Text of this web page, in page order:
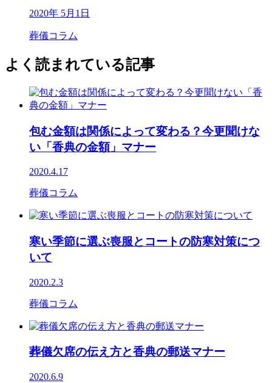
2020年 5月1日
葬儀コラム
よく読まれている記事
包む金額は関係によって変わる？今更聞けな
い「香典の金額」マナー
2020.4.17
葬儀コラム
寒い季節に選ぶ喪服とコートの防寒対策につ
いて
2020.2.3
葬儀コラム
葬儀欠席の伝え方と香典の郵送マナー
2020.6.9